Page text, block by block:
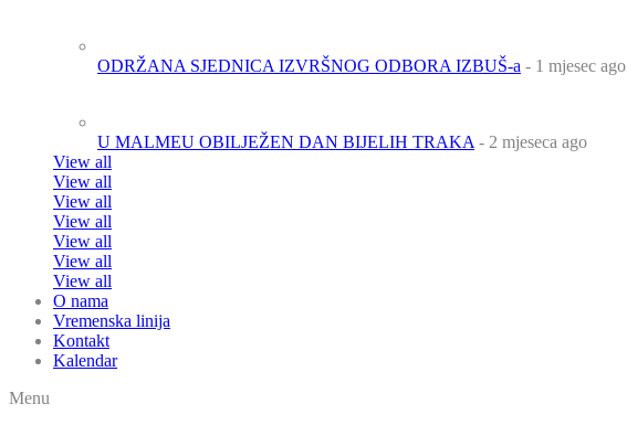
ODRŽANA SJEDNICA IZVRŠNOG ODBORA IZBUŠ-a - 1 mjesec ago
U MALMEU OBILJEŽEN DAN BIJELIH TRAKA - 2 mjeseca ago
View all
View all
View all
View all
View all
View all
View all
O nama
Vremenska linija
Kontakt
Kalendar
Menu